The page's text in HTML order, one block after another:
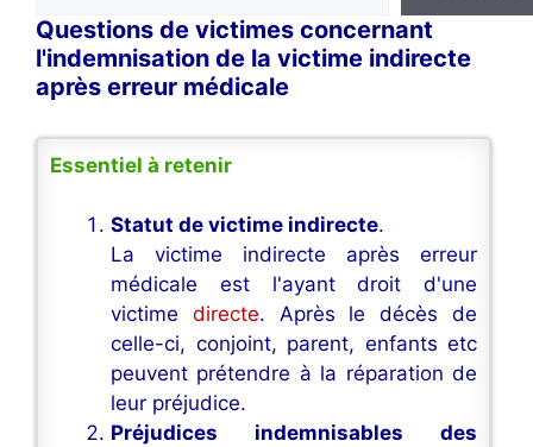
Questions de victimes concernant
l'indemnisation de la victime indirecte
après erreur médicale
Essentiel à retenir
Statut de victime indirecte.
La victime indirecte après erreur
médicale est l'ayant droit d'une
victime directe. Après le décès de
celle-ci, conjoint, parent, enfants etc
peuvent prétendre à la réparation de
leur préjudice.
Préjudices indemnisables des